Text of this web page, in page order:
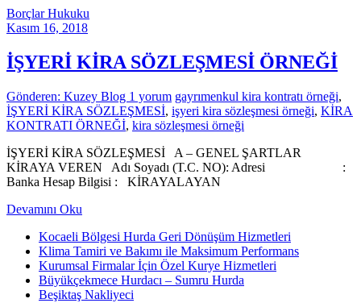
Borçlar Hukuku
Kasım 16, 2018
İŞYERİ KİRA SÖZLEŞMESİ ÖRNEĞİ
Gönderen: Kuzey Blog 1 yorum gayrımenkul kira kontratı örneği,
İŞYERİ KİRA SÖZLEŞMESİ, işyeri kira sözleşmesi örneği, KİRA
KONTRATI ÖRNEĞİ, kira sözleşmesi örneği
İŞYERİ KİRA SÖZLEŞMESİ A – GENEL ŞARTLAR
KİRAYA VEREN Adı Soyadı (T.C. NO): Adresi :
Banka Hesap Bilgisi : KİRAYALAYAN
Devamını Oku
Kocaeli Bölgesi Hurda Geri Dönüşüm Hizmetleri
Klima Tamiri ve Bakımı ile Maksimum Performans
Kurumsal Firmalar İçin Özel Kurye Hizmetleri
Büyükçekmece Hurdacı – Sumru Hurda
Beşiktaş Nakliyeci